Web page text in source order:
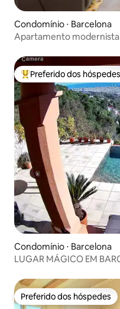
Condomínio ⋅ Barcelona
Apartamento
Entre os melhores
Preferido dos hóspedes
Condomínio ⋅ Barcelona
LUGAR MÁGICO EM
Preferido dos hóspedes
Preferido dos hóspedes